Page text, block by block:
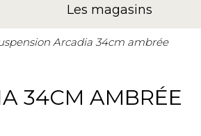
Les magasins
Arcadia 34cm ambrée
34CM AMBRÉE